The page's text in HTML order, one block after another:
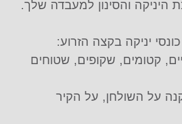
והסינון למעבדה שלך.
יניקה בקצה הזרוע:
קטומים, שקופים, שטוחים
על השולחן, על הקיר